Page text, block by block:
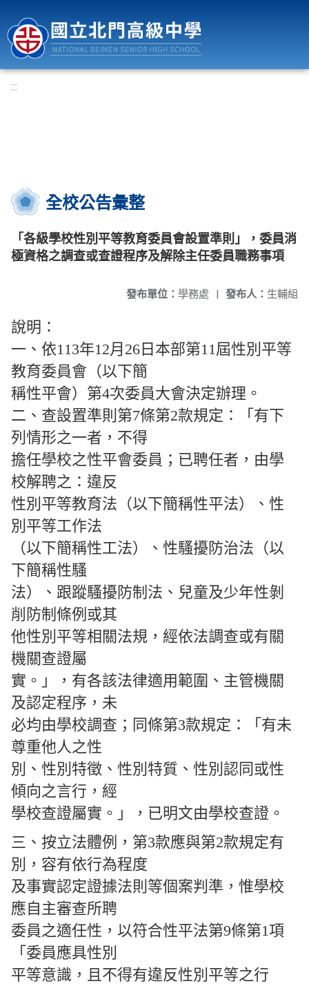
:::
全校公告彙整
「各級學校性別平等教育委員會設置準則」，委員消
極資格之調查或查證程序及解除主任委員職務事項
發布人： 生輔組
發布單位： 學務處 |
說明：
一、依113年12月26日本部第11屆性別平等
教育委員會（以下簡
稱性平會）第4次委員大會決定辦理。
二、查設置準則第7條第2款規定：「有下
列情形之一者，不得
擔任學校之性平會委員；已聘任者，由學
校解聘之：違反
性別平等教育法（以下簡稱性平法）、性
別平等工作法
（以下簡稱性工法）、性騷擾防治法（以
下簡稱性騷
法）、跟蹤騷擾防制法、兒童及少年性剝
削防制條例或其
他性別平等相關法規，經依法調查或有關
機關查證屬
實。」，有各該法律適用範圍、主管機關
及認定程序，未
必均由學校調查；同條第3款規定：「有未
尊重他人之性
別、性別特徵、性別特質、性別認同或性
傾向之言行，經
學校查證屬實。」，已明文由學校查證。
三、按立法體例，第3款應與第2款規定有
別，容有依行為程度
及事實認定證據法則等個案判準，惟學校
應自主審查所聘
委員之適任性，以符合性平法第9條第1項
「委員應具性別
平等意識，且不得有違反性別平等之行